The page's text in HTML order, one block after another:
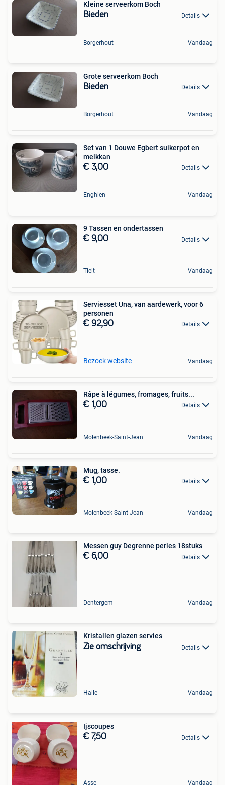
Kleine serveerkom Boch
Bieden Details
Borgerhout Vandaag
Grote serveerkom Boch
Bieden Details
Borgerhout Vandaag
Set van 1 Douwe Egbert suikerpot en
melkkan
€ 3,00 Details
Enghien Vandaag
9 Tassen en ondertassen
€ 9,00 Details
Tielt Vandaag
Serviesset Una, van aardewerk, voor 6
personen
€ 92,90 Details
Bezoek website Vandaag
Râpe à légumes, fromages, fruits...
€ 1,00 Details
Molenbeek-Saint-Jean Vandaag
Mug, tasse.
€ 1,00 Details
Molenbeek-Saint-Jean Vandaag
Messen guy Degrenne perles 18stuks
€ 6,00 Details
Dentergem Vandaag
Kristallen glazen servies
Zie omschrijving Details
Halle Vandaag
Ijscoupes
€ 7,50 Details
Asse Vandaag